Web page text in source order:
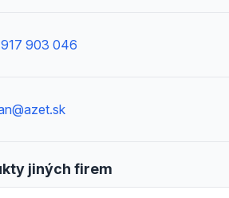
903 046
jiných firem